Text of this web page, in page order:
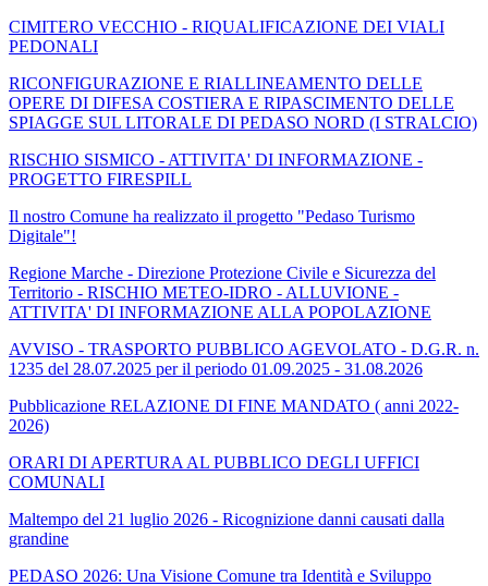
CIMITERO VECCHIO - RIQUALIFICAZIONE DEI VIALI
PEDONALI
RICONFIGURAZIONE E RIALLINEAMENTO DELLE
OPERE DI DIFESA COSTIERA E RIPASCIMENTO DELLE
SPIAGGE SUL LITORALE DI PEDASO NORD (I STRALCIO)
RISCHIO SISMICO - ATTIVITA' DI INFORMAZIONE -
PROGETTO FIRESPILL
Il nostro Comune ha realizzato il progetto "Pedaso Turismo
Digitale"!
Regione Marche - Direzione Protezione Civile e Sicurezza del
Territorio - RISCHIO METEO-IDRO - ALLUVIONE -
ATTIVITA' DI INFORMAZIONE ALLA POPOLAZIONE
AVVISO - TRASPORTO PUBBLICO AGEVOLATO - D.G.R. n.
1235 del 28.07.2025 per il periodo 01.09.2025 - 31.08.2026
Pubblicazione RELAZIONE DI FINE MANDATO ( anni 2022-
2026)
ORARI DI APERTURA AL PUBBLICO DEGLI UFFICI
COMUNALI
Maltempo del 21 luglio 2026 - Ricognizione danni causati dalla
grandine
PEDASO 2026: Una Visione Comune tra Identità e Sviluppo